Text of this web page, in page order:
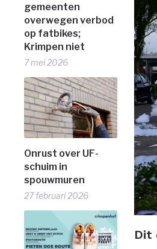
gemeenten
overwegen verbod
op fatbikes;
Krimpen niet
7 mei 2026
Onrust over UF-
schuim in
spouwmuren
27 februari 2026
Dit